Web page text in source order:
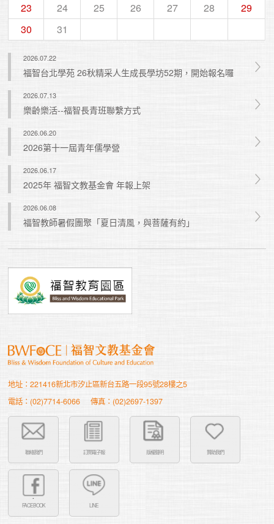
23
24 25 26 27 28
29
30
31
2026.07.22
福智台北學苑 26秋精采人生成長學坊52期，開始報名囉
2026.07.13
樂齡樂活--福智長青班聯繫方式
2026.06.20
2026第十一屆青年儒學營
2026.06.17
2025年 福智文教基金會 年報上架
2026.06.08
福智教師暑假團聚「夏日清風，與菩薩有約」
地址：221416新北市汐止區新台五路一段95號28樓之5
電話：(02)7714-6066
傳真：(02)2697-1397
聯絡我們 訂閱電子報 版權聲明 贊助我們
FACEBOOK LINE